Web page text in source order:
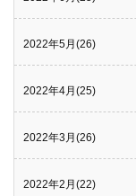
2022年5月(26)
2022年4月(25)
2022年3月(26)
2022年2月(22)